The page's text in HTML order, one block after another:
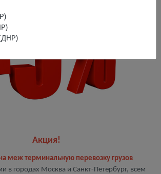
Акция!
меж терминальную перевозку грузов
в городах Москва и Санкт-Петербург, всем